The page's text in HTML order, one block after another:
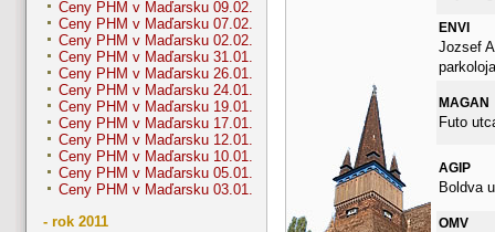
Ceny PHM v Maďarsku 09.02.
Ceny PHM v Maďarsku 07.02.
Ceny PHM v Maďarsku 02.02.
Ceny PHM v Maďarsku 31.01.
Ceny PHM v Maďarsku 26.01.
Ceny PHM v Maďarsku 24.01.
Ceny PHM v Maďarsku 19.01.
Ceny PHM v Maďarsku 17.01.
Ceny PHM v Maďarsku 12.01.
Ceny PHM v Maďarsku 10.01.
Ceny PHM v Maďarsku 05.01.
Ceny PHM v Maďarsku 03.01.
- rok 2011
ENVI
Jozsef
MAGAN
Futo
AGIP
Boldva
OMV